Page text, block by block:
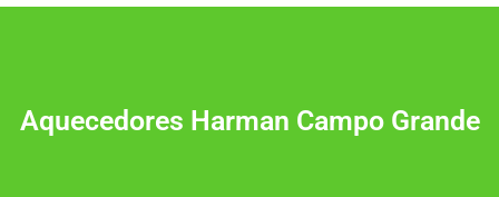
Aquecedores Harman Campo Grande